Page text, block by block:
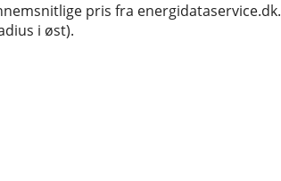
pris fra energidataservice.dk.
i øst).